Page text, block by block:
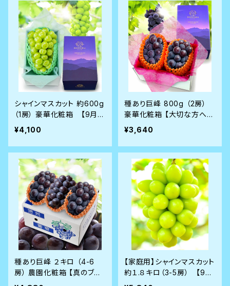
シャインマスカット 約600g
（1房） 豪華化粧箱 【9月8
日前後発送】
¥4,100
種あり巨峰 800g （2房）
豪華化粧箱 【大切な方へ自
信を持ってお届けできる逸
品です】8月28日前後から
発送
¥3,640
種あり巨峰 ２キロ （4-6
房） 農園化粧箱 【真のブド
ウ通に選ばれる隠れたヒッ
【家庭用】シャインマスカット
約１.８キロ（3-5房） 【9月
8日前後から順次発送】